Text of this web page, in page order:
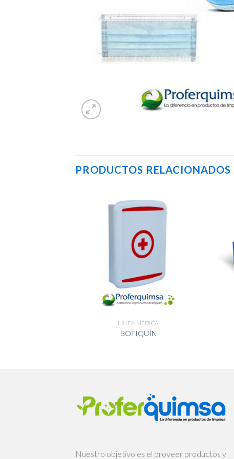
PRODUCTOS RELACIONADOS
LÍNEA MÉDICA
BOTIQUÍN
Nuestro objetivo es el proveer productos y